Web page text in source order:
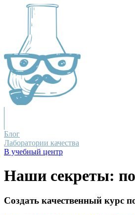
Блог
Лаборатории качества
В учебный центр
Наши секреты:
Создать качественный курс